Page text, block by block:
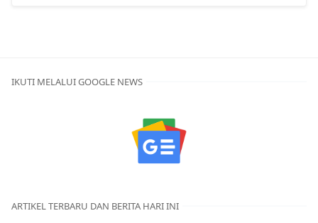
IKUTI MELALUI GOOGLE NEWS
ARTIKEL TERBARU DAN BERITA HARI INI